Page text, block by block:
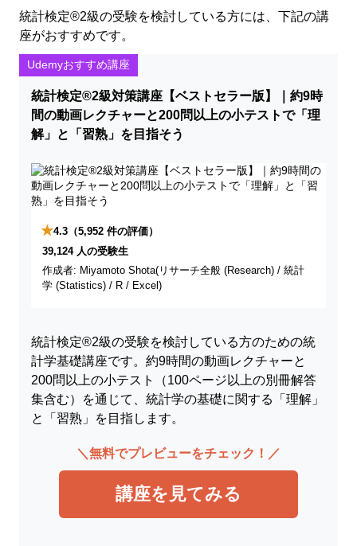
統計検定®2級の受験を検討している方には、下記の講
座がおすすめです。
Udemyおすすめ講座
統計検定®2級対策講座【ベストセラー版】｜約9時
間の動画レクチャーと200問以上の小テストで「理
解」と「習熟」を目指そう
★4.3 （5,952 件の評価）
39,124 人の受験生
作成者: Miyamoto Shota(リサーチ全般 (Research) / 統計
学 (Statistics) / R / Excel)
統計検定®2級の受験を検討している方のための統
計学基礎講座です。約9時間の動画レクチャーと
200問以上の小テスト（100ページ以上の別冊解答
集含む）を通じて、統計学の基礎に関する「理解」
と「習熟」を目指します。
＼無料でプレビューをチェック！／
講座を見てみる